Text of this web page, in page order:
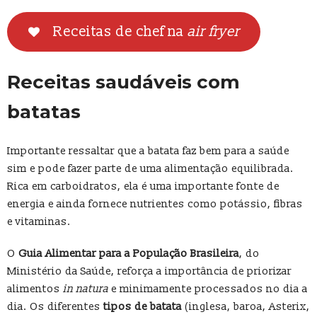
Receitas de chef na air fryer
Receitas saudáveis com
batatas
Importante ressaltar que a batata faz bem para a saúde
sim e pode fazer parte de uma alimentação equilibrada.
Rica em carboidratos, ela é uma importante fonte de
energia e ainda fornece nutrientes como potássio, fibras
e vitaminas.
O Guia Alimentar para a População Brasileira, do
Ministério da Saúde, reforça a importância de priorizar
alimentos in natura e minimamente processados no dia a
dia. Os diferentes tipos de batata (inglesa, baroa, Asterix,